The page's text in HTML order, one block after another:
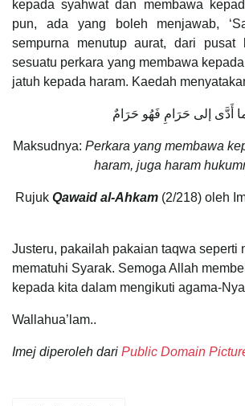
kepada syahwat dan membawa
pun, ada yang boleh menjawab,
sempurna menutup aurat, dari pusat
sesuatu perkara yang membawa
jatuh kepada haram. Kaedah
أَدَّى إلى حَرَامِ فَهُو حَرَامٌ
Maksudnya: Perkara yang membawa
haram, juga haram
Rujuk Qawaid al-Ahkam (2/218) oleh
Justeru, pakailah pakaian taqwa seperti
mematuhi Syarak. Semoga Allah
kepada kita dalam mengikuti agama-
Wallahua’lam..
Imej diperoleh dari Public Domain